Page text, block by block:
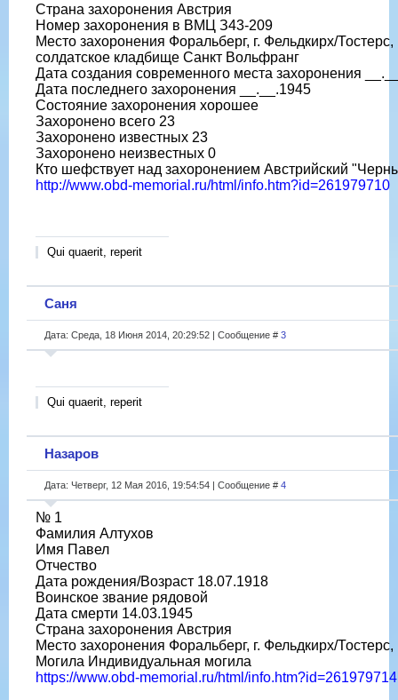
Страна захоронения Австрия
Номер захоронения в ВМЦ З43-209
Место захоронения Форальберг, г. Фельдкирх/
солдатское кладбище Санкт Вольфранг
Дата создания современного места захоронения
Дата последнего захоронения __.__.1945
Состояние захоронения хорошее
Захоронено всего 23
Захоронено известных 23
Захоронено неизвестных 0
Кто шефствует над захоронением Австрийский
http://www.obd-memorial.ru/html/info.htm?id=261979710
Qui quaerit, reperit
Саня
Дата: Среда, 18 Июня 2014, 20:29:52 | Сообщение # 3
Qui quaerit, reperit
Назаров
Дата: Четверг, 12 Мая 2016, 19:54:54 | Сообщение # 4
№ 1
Фамилия Алтухов
Имя Павел
Отчество
Дата рождения/Возраст 18.07.1918
Воинское звание рядовой
Дата смерти 14.03.1945
Страна захоронения Австрия
Место захоронения Форальберг, г. Фельдкирх/
Могила Индивидуальная могила
https://www.obd-memorial.ru/html/info.htm?id=261979714